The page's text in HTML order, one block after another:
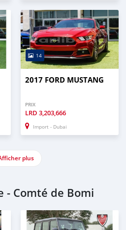
14
2017 FORD MUSTANG
PRIX
LRD 3,203,666
Import - Dubai
plus
- Comté de Bomi